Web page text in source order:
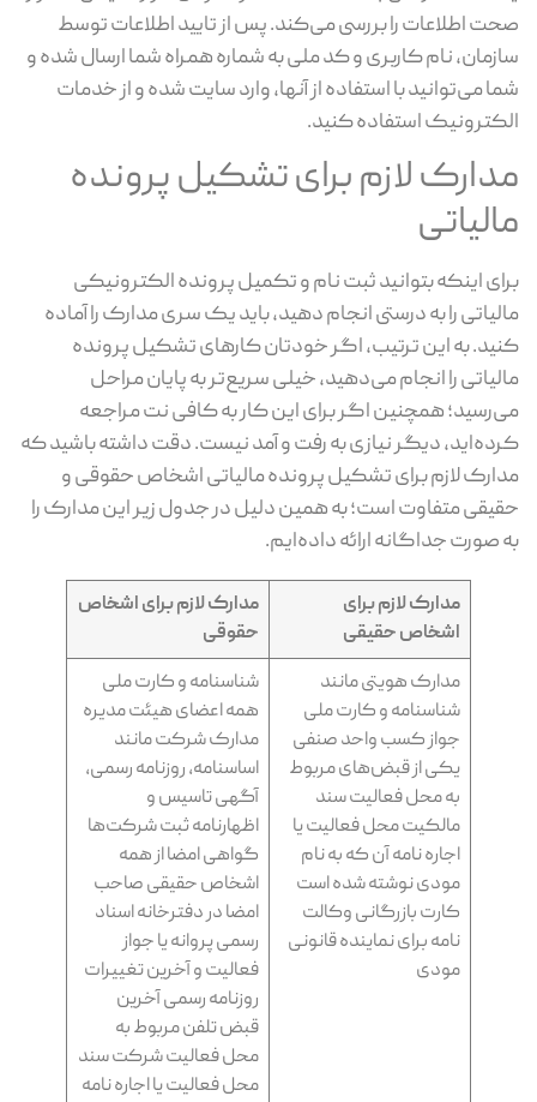
صحت اطلاعات را بررسی می‌کند. پس از تایید اطلاعات توسط
سازمان، نام کاربری و کد ملی به شماره همراه شما ارسال شده و
شما می‌توانید با استفاده از آنها، وارد سایت شده و از خدمات
الکترونیک استفاده کنید.
مدارک لازم برای تشکیل پرونده
مالیاتی
برای اینکه بتوانید ثبت نام و تکمیل پرونده الکترونیکی
مالیاتی را به درستی انجام دهید، باید یک سری مدارک را آماده
کنید. به این ترتیب، اگر خودتان کارهای تشکیل پرونده
مالیاتی را انجام می‌دهید، خیلی سریع‌تر به پایان مراحل
می‌رسید؛ همچنین اگر برای این کار به کافی نت مراجعه
کرده‌اید، دیگر نیازی به رفت و آمد نیست. دقت داشته باشید که
مدارک لازم برای تشکیل پرونده مالیاتی اشخاص حقوقی و
حقیقی متفاوت است؛ به همین دلیل در جدول زیر این مدارک را
به صورت جداگانه ارائه داده‌ایم.
مدارک لازم برای
اشخاص حقیقی
مدارک لازم برای اشخاص
حقوقی
مدارک هویتی مانند
شناسنامه و کارت ملی
جواز کسب واحد صنفی
یکی از قبض‌های مربوط
به محل فعالیت سند
مالکیت محل فعالیت یا
اجاره نامه آن که به نام
مودی نوشته شده است
کارت بازرگانی وکالت
نامه برای نماینده قانونی
مودی
شناسنامه و کارت ملی
همه اعضای هیئت مدیره
مدارک شرکت مانند
اساسنامه، روزنامه رسمی،
آگهی تاسیس و
اظهارنامه ثبت شرکت‌ها
گواهی امضا از همه
اشخاص حقیقی صاحب
امضا در دفترخانه اسناد
رسمی پروانه یا جواز
فعالیت و آخرین تغییرات
روزنامه رسمی آخرین
قبض تلفن مربوط به
محل فعالیت شرکت سند
محل فعالیت یا اجاره نامه